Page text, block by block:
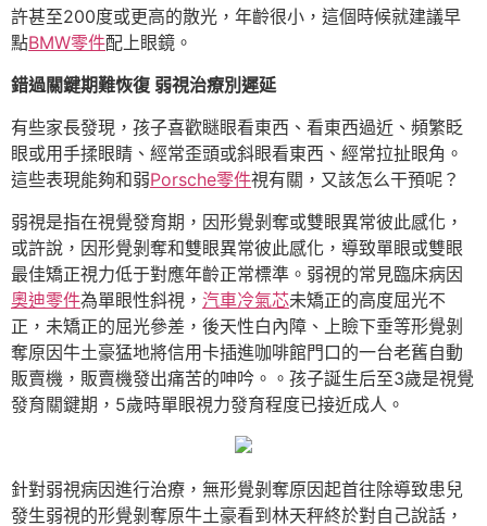
許甚至200度或更高的散光，年齡很小，這個時候就建議早
點BMW零件配上眼鏡。
錯過關鍵期難恢復 弱視治療別遲延
有些家長發現，孩子喜歡瞇眼看東西、看東西過近、頻繁眨
眼或用手揉眼睛、經常歪頭或斜眼看東西、經常拉扯眼角。
這些表現能夠和弱Porsche零件視有關，又該怎么干預呢？
弱視是指在視覺發育期，因形覺剝奪或雙眼異常彼此感化，
或許說，因形覺剝奪和雙眼異常彼此感化，導致單眼或雙眼
最佳矯正視力低于對應年齡正常標準。弱視的常見臨床病因
奧迪零件為單眼性斜視， 汽車冷氣芯未矯正的高度屈光不
正，未矯正的屈光參差，後天性白內障、上瞼下垂等形覺剝
奪原因牛土豪猛地將信用卡插進咖啡館門口的一台老舊自動
販賣機，販賣機發出痛苦的呻吟。。孩子誕生后至3歲是視覺
發育關鍵期，5歲時單眼視力發育程度已接近成人。
針對弱視病因進行治療，無形覺剝奪原因起首往除導致患兒
發生弱視的形覺剝奪原牛土豪看到林天秤終於對自己說話，